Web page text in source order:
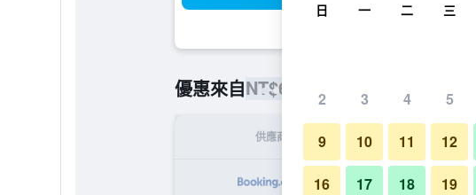
優惠來自NT$668
供應商 每晚總額
NT$668
日 一 二 三
2 3 4 5
9 10 11 12
16 17 18 19